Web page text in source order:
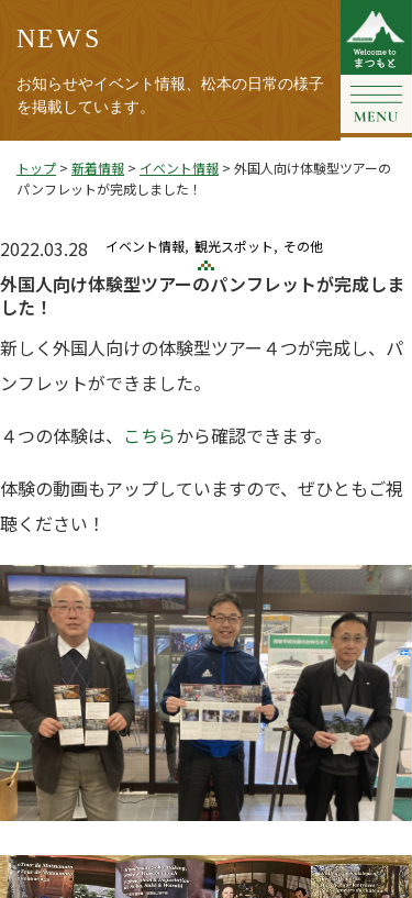
NEWS
お知らせやイベント情報、松本の日常の様子
を掲載しています。
トップ > 新着情報 > イベント情報 > 外国人向け体験型ツアーの
パンフレットが完成しました！
2022.03.28 イベント情報 観光スポット その他
外国人向け体験型ツアーのパンフレットが完成しま
した！
新しく外国人向けの体験型ツアー４つが完成し、パ
ンフレットができました。
４つの体験は、 こちらから確認できます。
体験の動画もアップしていますので、ぜひともご視
聴ください！